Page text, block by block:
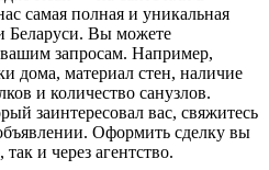
самая полная и уникальная
Беларуси. Вы можете
запросам. Например,
дома, материал стен, наличие
и количество санузлов.
заинтересовал вас, свяжитесь
Оформить сделку вы
и через агентство.